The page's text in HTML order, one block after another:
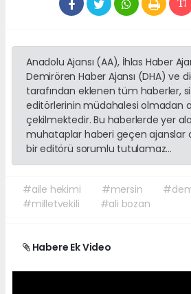
Anadolu Ajansı (AA), İhlas Haber
Demirören Haber Ajansı (DHA) ve
tarafından eklenen tüm haberler,
editörlerinin müdahalesi olmadan
çekilmektedir. Bu haberlerde yer
muhataplar haberi geçen ajanslar
bir editörü sorumlu tutulamaz...
#aile hekimi #mersin
#milletvekili
#ali bozan
Habere Ek Video